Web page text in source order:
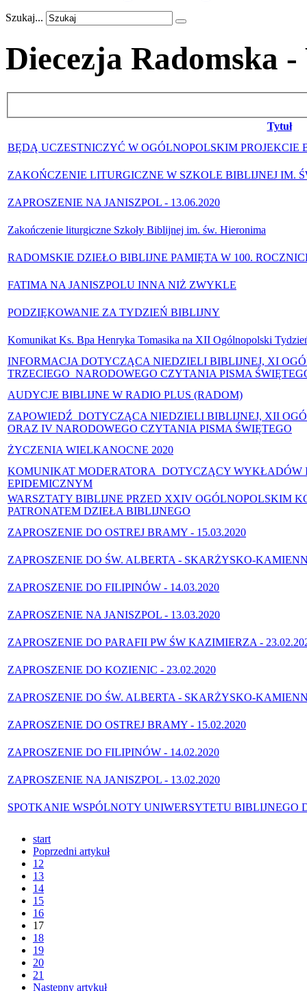
Szukaj...
Diecezja Radomska
Tytuł
BĘDĄ UCZESTNICZYĆ W OGÓLNOPOLSKIM PROJEKCIE
ZAKOŃCZENIE LITURGICZNE W SZKOLE BIBLIJNEJ IM.
ZAPROSZENIE NA JANISZPOL - 13.06.2020
Zakończenie liturgiczne Szkoły Biblijnej im. św. Hieronima
RADOMSKIE DZIEŁO BIBLIJNE PAMIĘTA W 100.
FATIMA NA JANISZPOLU INNA NIŻ ZWYKLE
PODZIĘKOWANIE ZA TYDZIEŃ BIBLIJNY
Komunikat Ks. Bpa Henryka Tomasika na XII Ogólnopolski
INFORMACJA DOTYCZĄCA NIEDZIELI BIBLIJNEJ, XI
TRZECIEGO NARODOWEGO CZYTANIA PISMA
AUDYCJE BIBLIJNE W RADIO PLUS (RADOM)
ZAPOWIEDŹ DOTYCZĄCA NIEDZIELI BIBLIJNEJ, XII
ORAZ IV NARODOWEGO CZYTANIA PISMA ŚWIĘTEGO
ŻYCZENIA WIELKANOCNE 2020
KOMUNIKAT MODERATORA DOTYCZĄCY WYKŁADÓW
EPIDEMICZNYM
WARSZTATY BIBLIJNE PRZED XXIV OGÓLNOPOLSKIM
PATRONATEM DZIEŁA BIBLIJNEGO
ZAPROSZENIE DO OSTREJ BRAMY - 15.03.2020
ZAPROSZENIE DO ŚW. ALBERTA - SKARŻYSKO-
ZAPROSZENIE DO FILIPINÓW - 14.03.2020
ZAPROSZENIE NA JANISZPOL - 13.03.2020
ZAPROSZENIE DO PARAFII PW ŚW KAZIMIERZA -
ZAPROSZENIE DO KOZIENIC - 23.02.2020
ZAPROSZENIE DO ŚW. ALBERTA - SKARŻYSKO-
ZAPROSZENIE DO OSTREJ BRAMY - 15.02.2020
ZAPROSZENIE DO FILIPINÓW - 14.02.2020
ZAPROSZENIE NA JANISZPOL - 13.02.2020
SPOTKANIE WSPÓLNOTY UNIWERSYTETU BIBLIJNEGO
start
Poprzedni artykuł
12
13
14
15
16
17
18
19
20
21
Następny artykuł